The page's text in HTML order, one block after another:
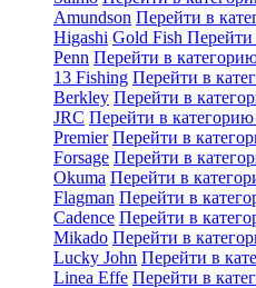
Amundson Перейти в
Higashi Gold Fish Перейти
Penn Перейти в
13 Fishing Перейти в
Berkley Перейти в
JRC Перейти в категорию
Premier Перейти в
Forsage Перейти в
Okuma Перейти в
Flagman Перейти в
Cadence Перейти в
Mikado Перейти в
Lucky John Перейти в
Linea Effe Перейти в